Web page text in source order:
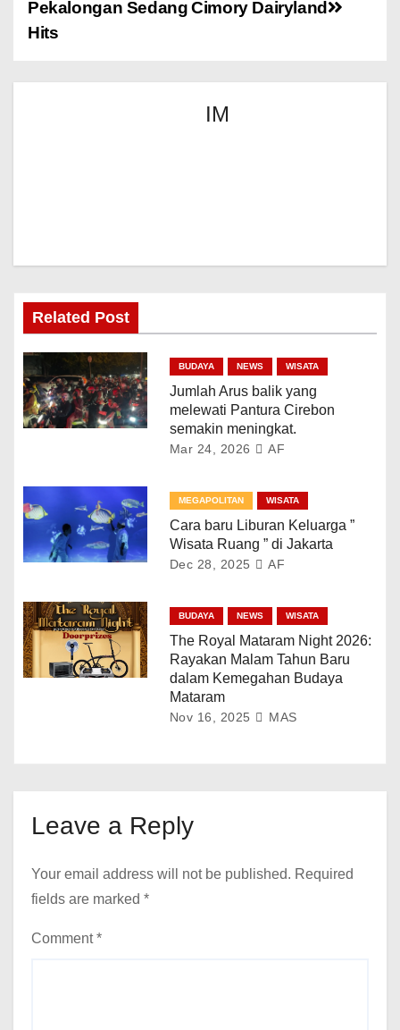
Cimory Dairyland
Pekalongan Sedang
Hits
IM
Related Post
BUDAYA NEWS WISATA
Jumlah Arus balik yang
melewati Pantura Cirebon
semakin meningkat.
Mar 24, 2026 AF
MEGAPOLITAN WISATA
Cara baru Liburan Keluarga ”
Wisata Ruang ” di Jakarta
Dec 28, 2025 AF
BUDAYA NEWS WISATA
The Royal Mataram Night 2026:
Rayakan Malam Tahun Baru
dalam Kemegahan Budaya
Mataram
Nov 16, 2025 MAS
Leave a Reply
Your email address will not be published. Required
fields are marked *
Comment*